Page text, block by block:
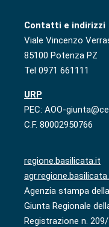
Contatti e indirizzi
Viale Vincenzo
85100 Potenza PZ
Tel 0971 661111
URP
PEC: AOO-
C.F. 80002950766
regione.basilicata.it
Agenzia stampa della
Giunta Regionale
Registrazione n.